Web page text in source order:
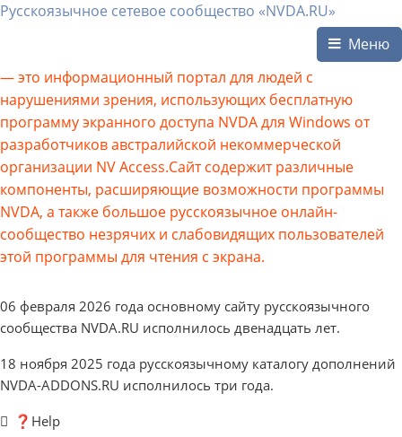
Русскоязычное сетевое сообщество «NVDA.RU»
Меню
— это информационный портал для людей с
нарушениями зрения, использующих бесплатную
программу экранного доступа NVDA для Windows от
разработчиков австралийской некоммерческой
организации NV Access.Сайт содержит различные
компоненты, расширяющие возможности программы
NVDA, а также большое русскоязычное онлайн-
сообщество незрячих и слабовидящих пользователей
этой программы для чтения с экрана.
06 февраля 2026 года основному сайту русскоязычного
сообщества NVDA.RU исполнилось двенадцать лет.
18 ноября 2025 года русскоязычному каталогу дополнений
NVDA-ADDONS.RU исполнилось три года.
❓Help